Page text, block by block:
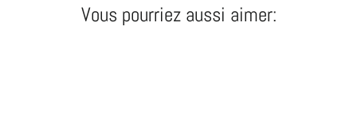
Vous pourriez aussi aimer: